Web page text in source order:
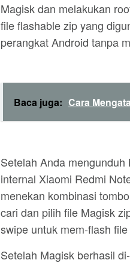
Magisk dan melakukan
file flashable zip yang
perangkat Android tanpa
Baca juga: Cara
Setelah Anda
internal Xiaomi Redmi
menekan kombinasi
cari dan pilih file Magisk
swipe untuk mem-flash
Setelah Magisk berhasil